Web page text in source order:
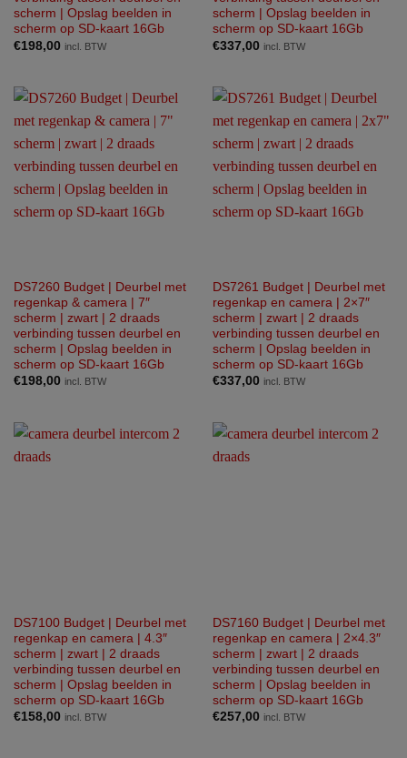
scherm | Opslag beelden in
scherm op SD-kaart 16Gb
€198,00 incl. BTW
scherm | Opslag beelden in
scherm op SD-kaart 16Gb
€337,00 incl. BTW
DS7260 Budget | Deurbel met
regenkap & camera | 7″
scherm | zwart | 2 draads
verbinding tussen deurbel en
scherm | Opslag beelden in
scherm op SD-kaart 16Gb
€198,00 incl. BTW
DS7261 Budget | Deurbel met
regenkap en camera | 2×7″
scherm | zwart | 2 draads
verbinding tussen deurbel en
scherm | Opslag beelden in
scherm op SD-kaart 16Gb
€337,00 incl. BTW
DS7100 Budget | Deurbel met
regenkap en camera | 4.3″
scherm | zwart | 2 draads
verbinding tussen deurbel en
scherm | Opslag beelden in
scherm op SD-kaart 16Gb
€158,00 incl. BTW
DS7160 Budget | Deurbel met
regenkap en camera | 2×4.3″
scherm | zwart | 2 draads
verbinding tussen deurbel en
scherm | Opslag beelden in
scherm op SD-kaart 16Gb
€257,00 incl. BTW